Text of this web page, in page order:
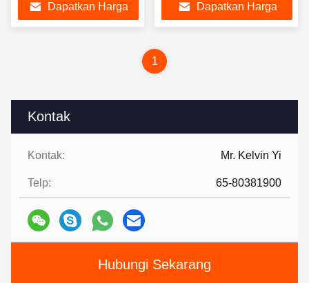
Kontak
Kontak: Mr. Kelvin Yi
Telp: 65-80381900
Hubungi Sekarang
Dapatkan Harga
StorageDapatkan Harga
1